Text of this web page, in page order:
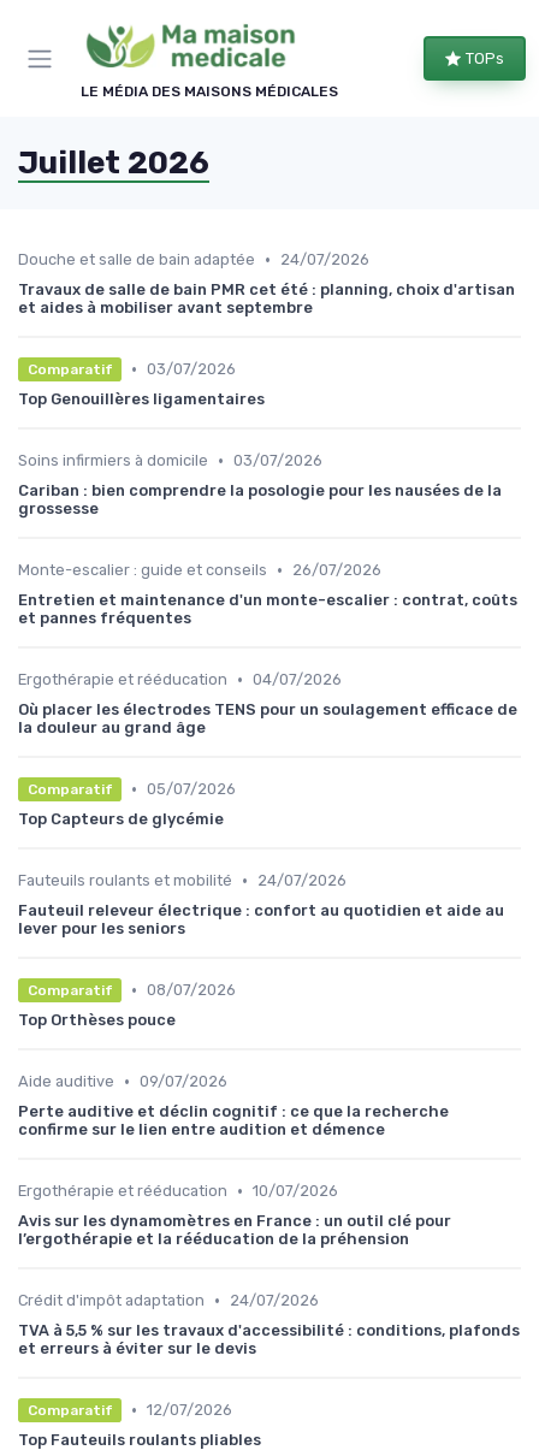
LE MÉDIA DES MAISONS MÉDICALES
TOPs
Juillet 2026
Douche et salle de bain adaptée •
24/07/2026
Travaux de salle de bain PMR cet été : planning, choix d'artisan
et aides à mobiliser avant septembre
Comparatif • 03/07/2026
Top Genouillères ligamentaires
Soins infirmiers à domicile • 03/07/2026
Cariban : bien comprendre la posologie pour les nausées de la
grossesse
Monte-escalier : guide et conseils •
26/07/2026
Entretien et maintenance d'un monte-escalier : contrat, coûts
et pannes fréquentes
Ergothérapie et rééducation • 04/07/2026
Où placer les électrodes TENS pour un soulagement efficace de
la douleur au grand âge
Comparatif • 05/07/2026
Top Capteurs de glycémie
Fauteuils roulants et mobilité •
24/07/2026
Fauteuil releveur électrique : confort au quotidien et aide au
lever pour les seniors
Comparatif • 08/07/2026
Top Orthèses pouce
Aide auditive • 09/07/2026
Perte auditive et déclin cognitif : ce que la recherche
confirme sur le lien entre audition et démence
Ergothérapie et rééducation • 10/07/2026
Avis sur les dynamomètres en France : un outil clé pour
l’ergothérapie et la rééducation de la préhension
Crédit d'impôt adaptation •
24/07/2026
TVA à 5,5 % sur les travaux d'accessibilité : conditions, plafonds
et erreurs à éviter sur le devis
Comparatif • 12/07/2026
Top Fauteuils roulants pliables